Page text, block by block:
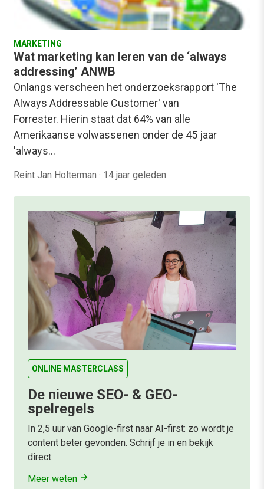
MARKETING
Wat marketing kan leren van de ‘always
addressing’ ANWB
Onlangs verscheen het onderzoeksrapport 'The
Always Addressable Customer' van
Forrester. Hierin staat dat 64% van alle
Amerikaanse volwassenen onder de 45 jaar
'always…
Reint Jan Holterman · 14 jaar geleden
ONLINE MASTERCLASS
De nieuwe SEO- & GEO-
spelregels
In 2,5 uur van Google-first naar AI-first: zo wordt je
content beter gevonden. Schrijf je in en bekijk
direct.
Meer weten